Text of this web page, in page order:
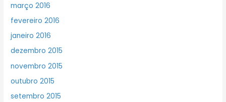
março 2016
fevereiro 2016
janeiro 2016
dezembro 2015
novembro 2015
outubro 2015
setembro 2015